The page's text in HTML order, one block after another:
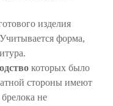
изделия
форма,
которых было
стороны имеют
не